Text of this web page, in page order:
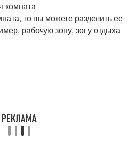
комната
то вы можете разделить ее
рабочую зону, зону отдыха